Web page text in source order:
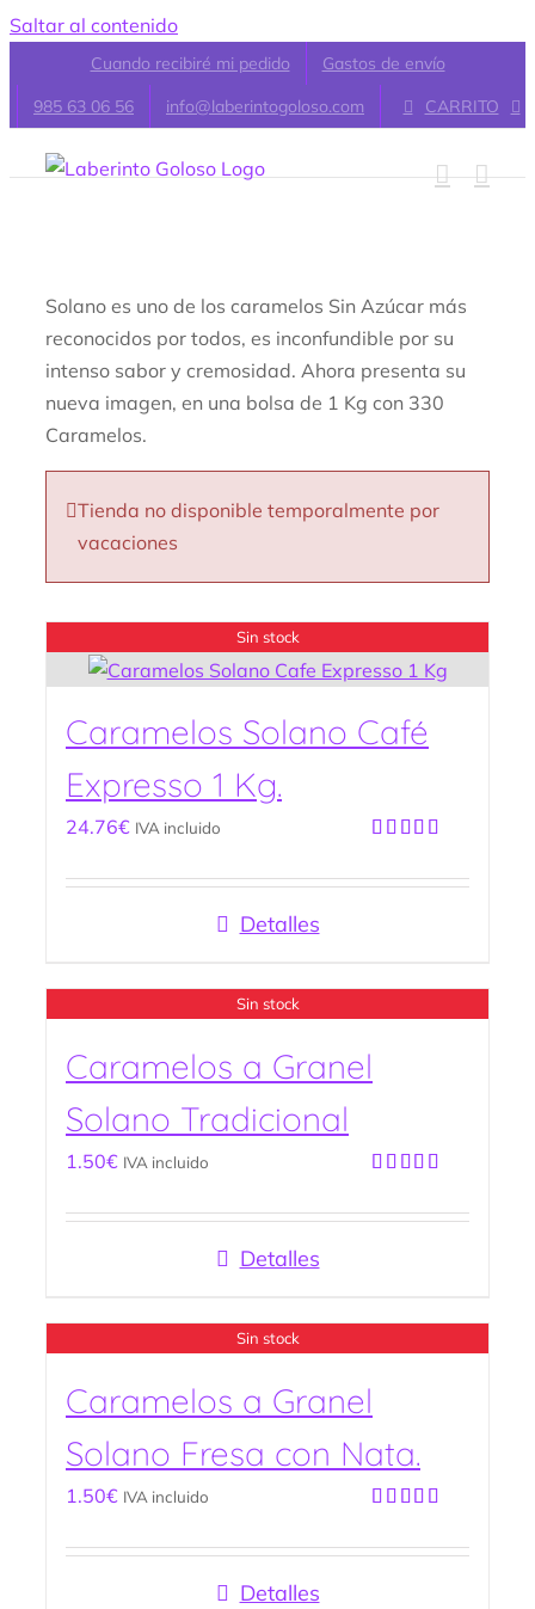
Saltar al contenido
Cuando recibiré mi pedido
Gastos de envío
985 63 06 56
info@laberintogoloso.com CARRITO
Solano es uno de los caramelos Sin Azúcar más
reconocidos por todos, es inconfundible por su
intenso sabor y cremosidad. Ahora presenta su
nueva imagen, en una bolsa de 1 Kg con 330
Caramelos.
Tienda no disponible temporalmente por
vacaciones
Sin stock
Caramelos Solano Café
Expresso 1 Kg.
con5.00de
5
24.76€ IVA incluido
Detalles
Sin stock
Caramelos a Granel
Solano Tradicional
con5.00de
5
1.50€ IVA incluido
Detalles
Sin stock
Caramelos a Granel
Solano Fresa con Nata.
con5.00de
5
1.50€ IVA incluido
Detalles